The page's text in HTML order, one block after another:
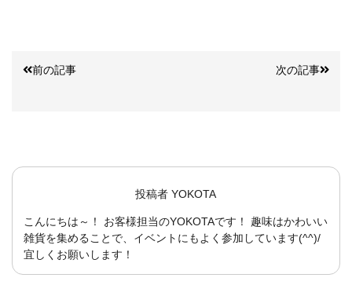
前の記事 次の記事
投稿者 YOKOTA
こんにちは～！ お客様担当のYOKOTAです！ 趣味はかわいい
雑貨を集めることで、イベントにもよく参加しています(^^)/
宜しくお願いします！